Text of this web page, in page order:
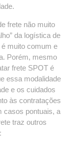
frete não muito
da logística de
muito comum e
Porém, mesmo
frete SPOT é
essa modalidade
e os cuidados
às contratações
casos pontuais, a
traz outros